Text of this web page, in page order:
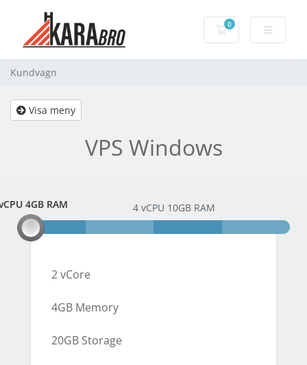
0
Kundvagn
Kundvagn
Visa meny
VPS Windows
4GB RAM
vCPU 4GB RAM 4 vCPU 10GB RAM
2 vCore
4GB Memory
20GB Storage